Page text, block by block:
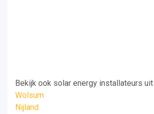
Bekijk ook solar energy installateurs uit
Wolsum
Nijland